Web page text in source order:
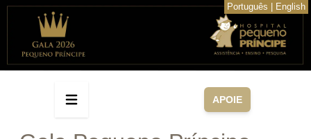
Português English
APOIE